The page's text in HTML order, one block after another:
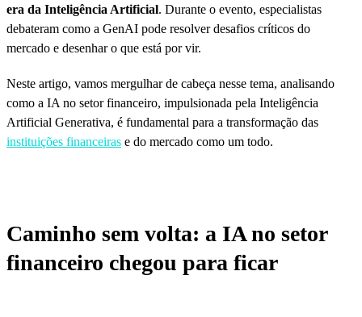
era da Inteligência Artificial. Durante o evento, especialistas
debateram como a GenAI pode resolver desafios críticos do
mercado e desenhar o que está por vir.
Neste artigo, vamos mergulhar de cabeça nesse tema, analisando
como a IA no setor financeiro, impulsionada pela Inteligência
Artificial Generativa, é fundamental para a transformação das
instituições financeiras e do mercado como um todo.
Caminho sem volta: a IA no setor
financeiro chegou para ficar